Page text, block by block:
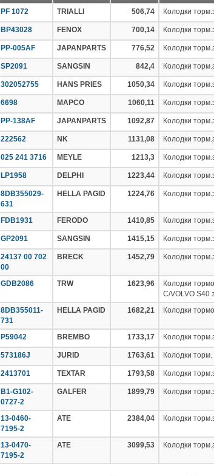
PF 1072
TRIALLI 506,74 Колодки
BP43028 FENOX 700,14 Колодки
PP-005AF JAPANPARTS 776,52 Колодки
SP2091 SANGSIN 842,4 Колодки
302052755 HANS PRIES 1050,34 Колодки
6698 MAPCO 1060,11 Колодки
PP-138AF JAPANPARTS 1092,87 Колодки
222562 NK 1131,08 Колодки
025 241 3716 MEYLE 1213,3 Колодки
LP1958 DELPHI 1223,44 Колодки
8DB355029-
631
HELLA PAGID 1224,76 Колодки
FDB1931 FERODO 1410,85 Колодки
GP2091 SANGSIN 1415,15 Колодки
24137 00 702
00
BRECK 1452,79 Колодки
GDB2086 TRW 1623,96
Колодки
C/VOLVO S40
8DB355011-
731
HELLA PAGID 1682,21 Колодки
P59042 BREMBO 1733,17 Колодки
573186J JURID 1763,61 Колодки торм.
2413701 TEXTAR 1793,58 Колодки
B1-G102-
0727-2
GALFER 1899,79 Колодки
13-0460-
7195-2
ATE 2384,04 Колодки
13-0470-
7195-2
ATE 3099,53 Колодки